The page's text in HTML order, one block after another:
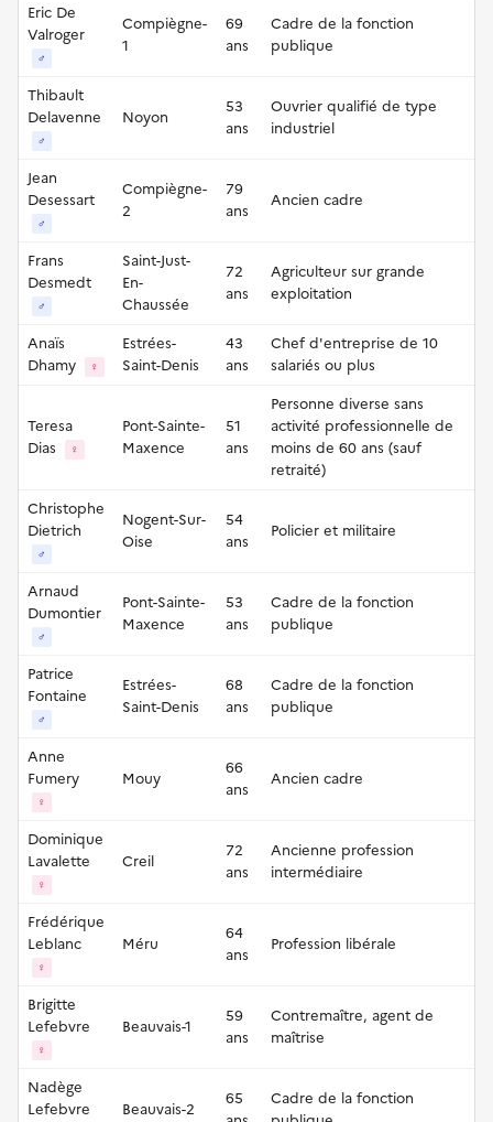
Eric De
Valroger
♂
Compiègne-
1
69
ans
Cadre de la fonction
publique
Thibault
Delavenne
♂
Noyon
53
ans
Ouvrier qualifié de type
industriel
Jean
Desessart
♂
Compiègne-
2
79
ans
Ancien cadre
Frans
Desmedt
♂
Saint-Just-
En-
Chaussée
72
ans
Agriculteur sur grande
exploitation
Anaïs
Dhamy
♀
Estrées-
Saint-Denis
43
ans
Chef d'entreprise de 10
salariés ou plus
Teresa
Dias
♀
Pont-Sainte-
Maxence
51
ans
Personne diverse sans
activité professionnelle de
moins de 60 ans (sauf
retraité)
Christophe
Dietrich
♂
Nogent-Sur-
Oise
54
ans
Policier et militaire
Arnaud
Dumontier
♂
Pont-Sainte-
Maxence
53
ans
Cadre de la fonction
publique
Patrice
Fontaine
♂
Estrées-
Saint-Denis
68
ans
Cadre de la fonction
publique
Anne
Fumery
♀
Mouy
66
ans
Ancien cadre
Dominique
Lavalette
♀
Creil
72
ans
Ancienne profession
intermédiaire
Frédérique
Leblanc
♀
Méru
64
ans
Profession libérale
Brigitte
Lefebvre
♀
Beauvais-1
59
ans
Contremaître, agent de
maîtrise
Nadège
Lefebvre
Beauvais-2
65
Cadre de la fonction